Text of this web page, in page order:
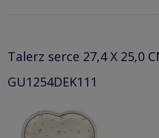
Talerz serce 27,4 X 25,0
GU1254DEK111